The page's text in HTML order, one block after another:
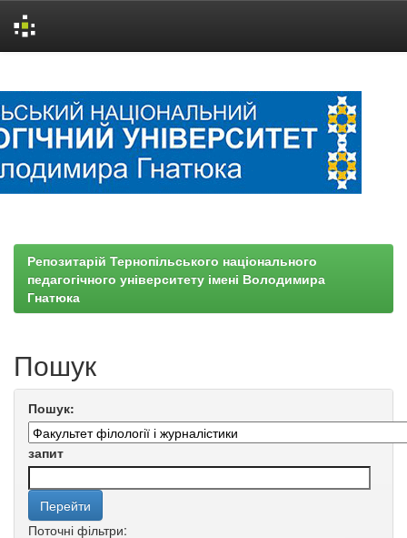
Репозитарій Тернопільського національного
педагогічного університету імені Володимира
Гнатюка
Пошук
Пошук:
запит
Поточні фільтри: